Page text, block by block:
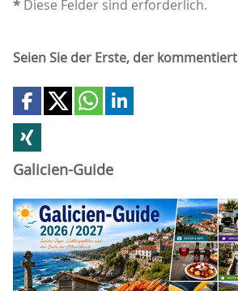
* Diese Felder sind erforderlich.
Seien Sie der Erste, der kommentiert
Galicien-Guide